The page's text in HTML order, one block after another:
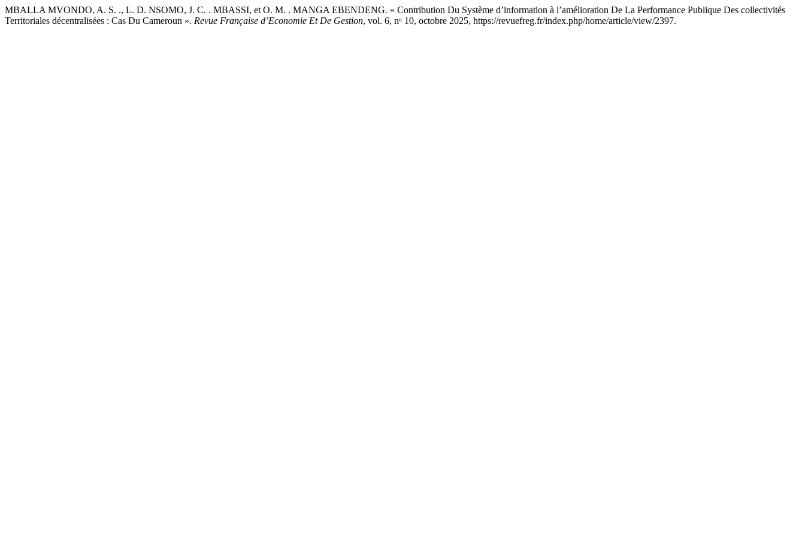
MBALLA MVONDO, A. S. ., L. D. NSOMO, J. C. . MBASSI, et O. M. . MANGA EBENDENG. « Contribution Du Système d’information à l’amélioration De La Performance Publique Des collectivités
Territoriales décentralisées : Cas Du Cameroun ». Revue Française d’Economie Et De Gestion, vol. 6, nᵒ 10, octobre 2025, https://revuefreg.fr/index.php/home/article/view/2397.